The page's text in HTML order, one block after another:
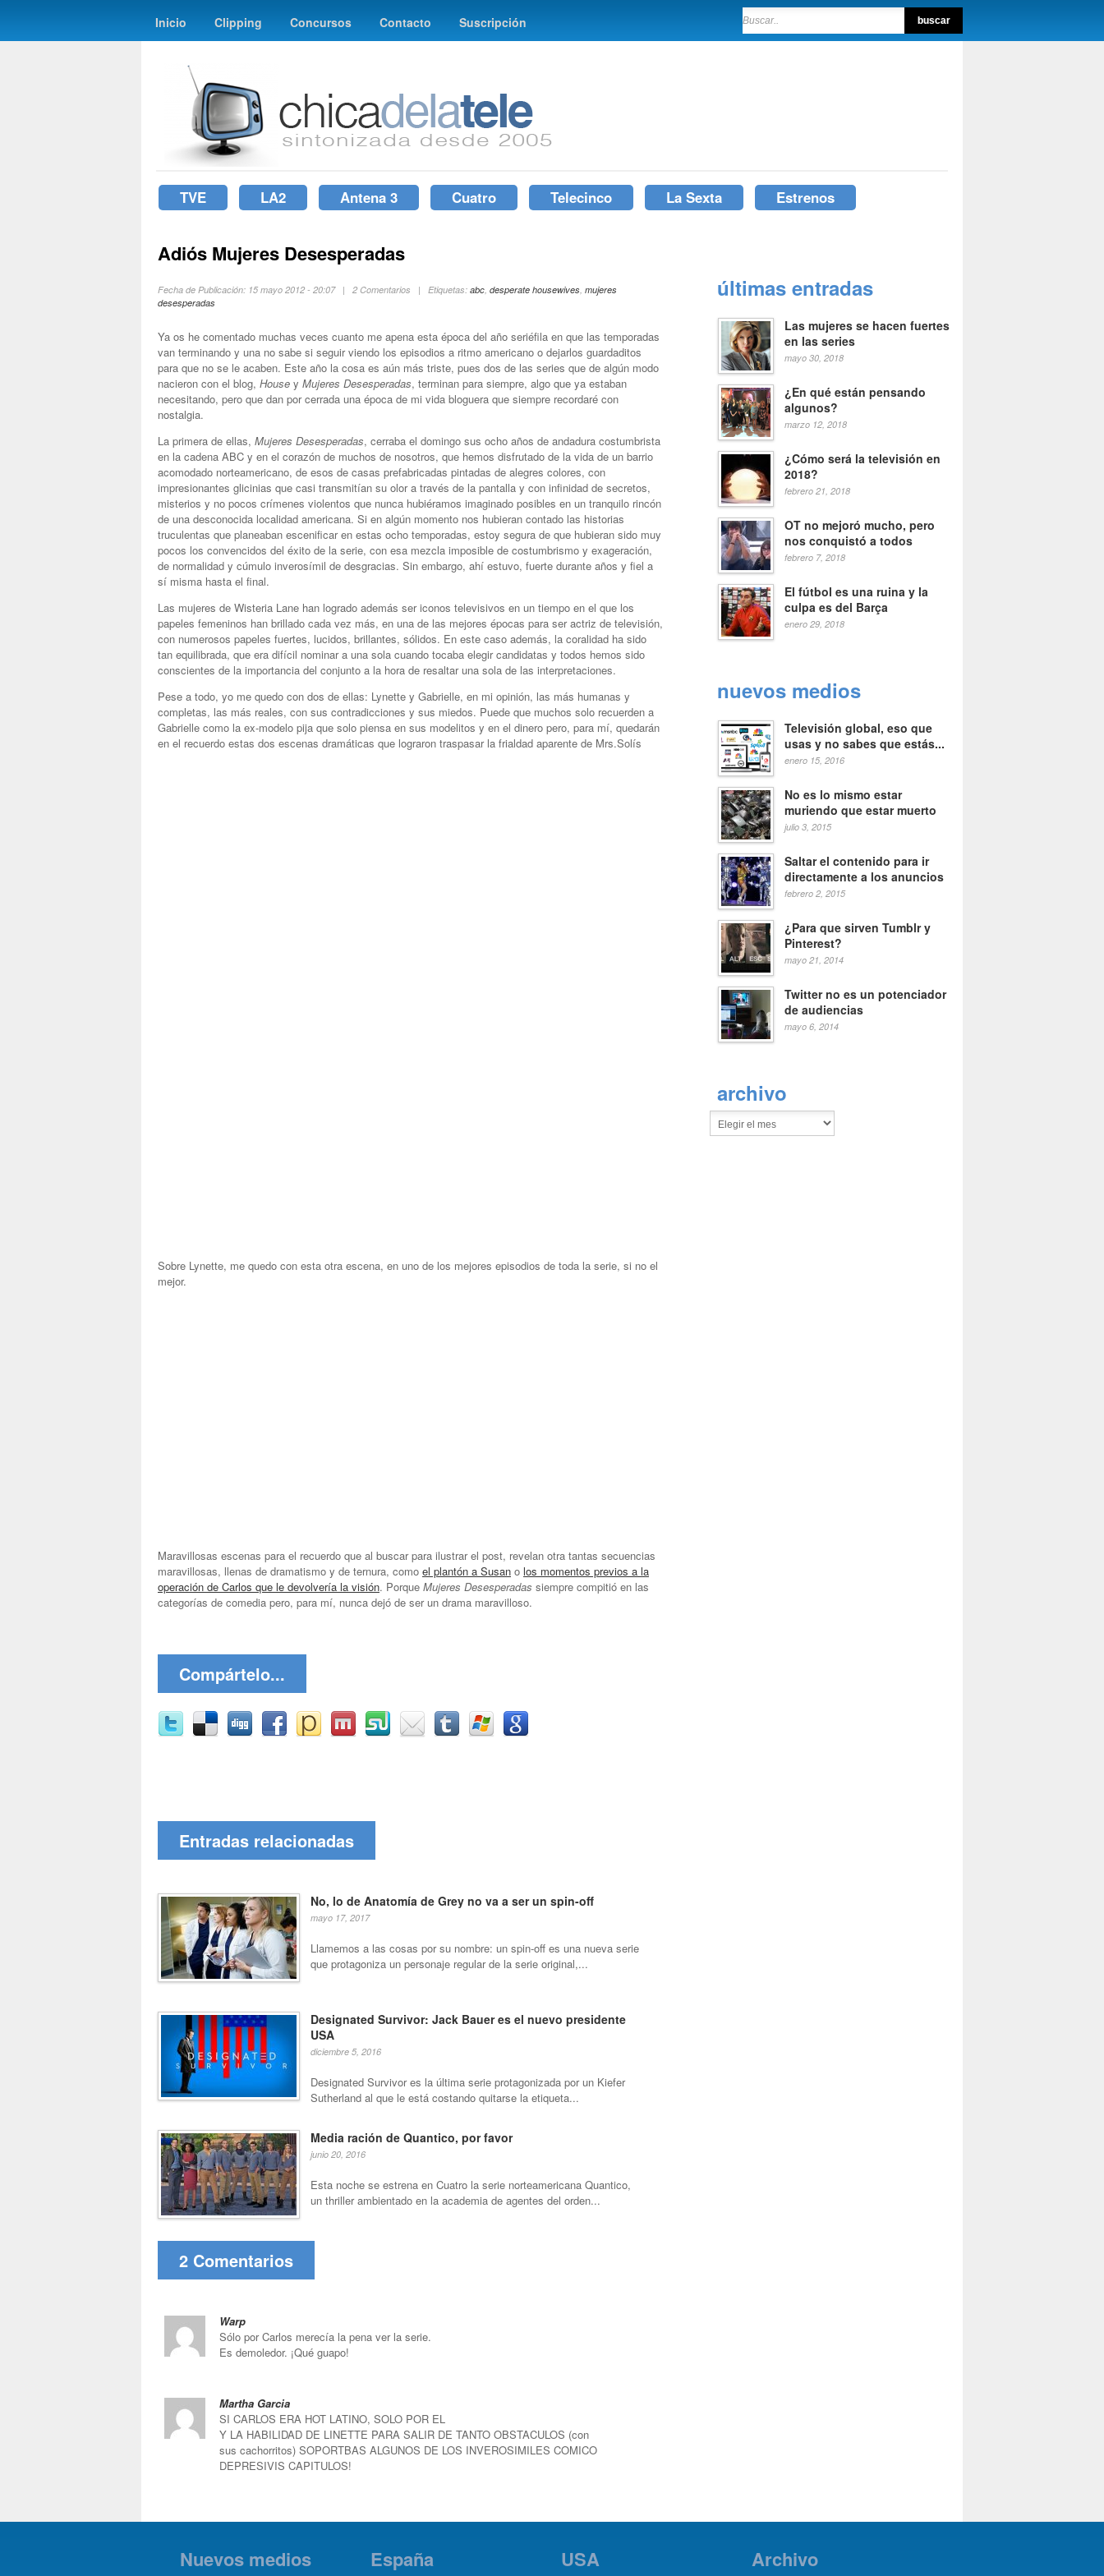
Inicio Clipping Concursos Contacto Suscripción
TVE LA2 Antena 3 Cuatro Telecinco La Sexta Estrenos
Adiós Mujeres Desesperadas
Fecha de Publicación: 15 mayo 2012 - 20:07 | 2 Comentarios | Etiquetas: abc, desperate housewives, mujeres
desesperadas
Ya os he comentado muchas veces cuanto me apena esta época del año seriéfila en que las temporadas
van terminando y una no sabe si seguir viendo los episodios a ritmo americano o dejarlos guardaditos
para que no se le acaben. Este año la cosa es aún más triste, pues dos de las series que de algún modo
nacieron con el blog, House y Mujeres Desesperadas, terminan para siempre, algo que ya estaban
necesitando, pero que dan por cerrada una época de mi vida bloguera que siempre recordaré con
nostalgia.
La primera de ellas, Mujeres Desesperadas, cerraba el domingo sus ocho años de andadura costumbrista
en la cadena ABC y en el corazón de muchos de nosotros, que hemos disfrutado de la vida de un barrio
acomodado norteamericano, de esos de casas prefabricadas pintadas de alegres colores, con
impresionantes glicinias que casi transmitían su olor a través de la pantalla y con infinidad de secretos,
misterios y no pocos crímenes violentos que nunca hubiéramos imaginado posibles en un tranquilo rincón
de una desconocida localidad americana. Si en algún momento nos hubieran contado las historias
truculentas que planeaban escenificar en estas ocho temporadas, estoy segura de que hubieran sido muy
pocos los convencidos del éxito de la serie, con esa mezcla imposible de costumbrismo y exageración,
de normalidad y cúmulo inverosímil de desgracias. Sin embargo, ahí estuvo, fuerte durante años y fiel a
sí misma hasta el final.
Las mujeres de Wisteria Lane han logrado además ser iconos televisivos en un tiempo en el que los
papeles femeninos han brillado cada vez más, en una de las mejores épocas para ser actriz de televisión,
con numerosos papeles fuertes, lucidos, brillantes, sólidos. En este caso además, la coralidad ha sido
tan equilibrada, que era difícil nominar a una sola cuando tocaba elegir candidatas y todos hemos sido
conscientes de la importancia del conjunto a la hora de resaltar una sola de las interpretaciones.
Pese a todo, yo me quedo con dos de ellas: Lynette y Gabrielle, en mi opinión, las más humanas y
completas, las más reales, con sus contradicciones y sus miedos. Puede que muchos solo recuerden a
Gabrielle como la ex-modelo pija que solo piensa en sus modelitos y en el dinero pero, para mí, quedarán
en el recuerdo estas dos escenas dramáticas que lograron traspasar la frialdad aparente de Mrs.Solís
Sobre Lynette, me quedo con esta otra escena, en uno de los mejores episodios de toda la serie, si no el
mejor.
Maravillosas escenas para el recuerdo que al buscar para ilustrar el post, revelan otra tantas secuencias
maravillosas, llenas de dramatismo y de ternura, como el plantón a Susan o los momentos previos a la
operación de Carlos que le devolvería la visión. Porque Mujeres Desesperadas siempre compitió en las
categorías de comedia pero, para mí, nunca dejó de ser un drama maravilloso.
Compártelo...
Entradas relacionadas
No, lo de Anatomía de Grey no va a ser un spin-off
mayo 17, 2017
Llamemos a las cosas por su nombre: un spin-off es una nueva serie
que protagoniza un personaje regular de la serie original,...
Designated Survivor: Jack Bauer es el nuevo presidente
USA
diciembre 5, 2016
Designated Survivor es la última serie protagonizada por un Kiefer
Sutherland al que le está costando quitarse la etiqueta...
Media ración de Quantico, por favor
junio 20, 2016
Esta noche se estrena en Cuatro la serie norteamericana Quantico,
un thriller ambientado en la academia de agentes del orden...
2 Comentarios
Warp
Sólo por Carlos merecía la pena ver la serie.
Es demoledor. ¡Qué guapo!
Martha Garcia
SI CARLOS ERA HOT LATINO, SOLO POR EL
Y LA HABILIDAD DE LINETTE PARA SALIR DE TANTO OBSTACULOS (con
sus cachorritos) SOPORTBAS ALGUNOS DE LOS INVEROSIMILES COMICO
DEPRESIVIS CAPITULOS!
últimas entradas
Las mujeres se hacen fuertes
en las series
mayo 30, 2018
¿En qué están pensando
algunos?
marzo 12, 2018
¿Cómo será la televisión en
2018?
febrero 21, 2018
OT no mejoró mucho, pero
nos conquistó a todos
febrero 7, 2018
El fútbol es una ruina y la
culpa es del Barça
enero 29, 2018
nuevos medios
Televisión global, eso que
usas y no sabes que estás...
enero 15, 2016
No es lo mismo estar
muriendo que estar muerto
julio 3, 2015
Saltar el contenido para ir
directamente a los anuncios
febrero 2, 2015
¿Para que sirven Tumblr y
Pinterest?
mayo 21, 2014
Twitter no es un potenciador
de audiencias
mayo 6, 2014
archivo
Nuevos medios España USA Archivo